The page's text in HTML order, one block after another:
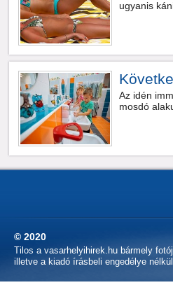
ugyanis
Az idén
mosdó
© 2020
Tilos a vasarhelyihirek.hu bármely
illetve a kiadó írásbeli engedélye